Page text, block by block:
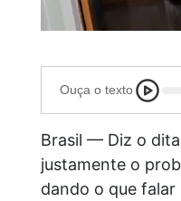
Ouça o texto
Brasil — Diz o
justamente o
dando o que